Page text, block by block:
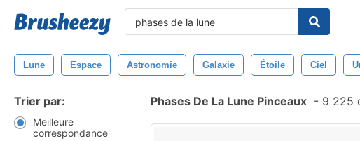
Lune Espace Astronomie Galaxie Étoile Ciel
Trier par:
Meilleure
correspondance
Phases De La Lune Pinceaux - 9 225